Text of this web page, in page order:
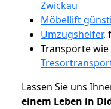
Zwickau
Möbellift
Umzugshelfer,
Transporte wie
Lassen Sie uns
einem Leben in